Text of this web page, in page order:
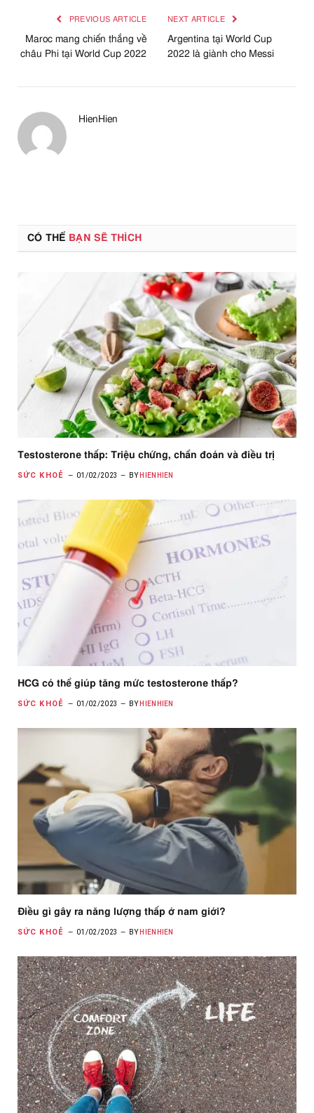
PREVIOUS ARTICLE
Maroc mang chiến thắng về
châu Phi tại World Cup 2022
NEXT ARTICLE
Argentina tại World Cup
2022 là giành cho Messi
HienHien
CÓ THỂ BẠN SẼ THÍCH
Testosterone thấp: Triệu chứng, chẩn đoán và điều trị
SỨC KHOẺ 01/02/2023 BY HIENHIEN
HCG có thể giúp tăng mức testosterone thấp?
SỨC KHOẺ 01/02/2023 BY HIENHIEN
Điều gì gây ra năng lượng thấp ở nam giới?
SỨC KHOẺ 01/02/2023 BY HIENHIEN